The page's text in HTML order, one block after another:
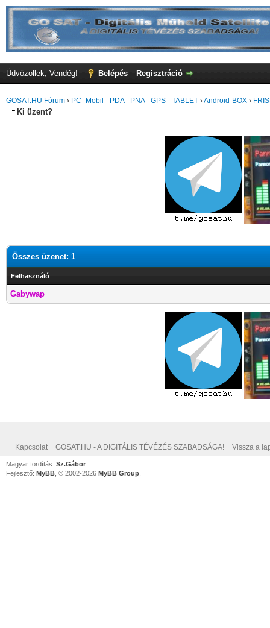
Üdvözöllek, Vendég! Belépés Regisztráció
GOSAT.HU Fórum › PC- Mobil - PDA - PNA - GPS - TABLET ›Android-BOX ›
Ki üzent?
Összes üzenet: 1
Felhasználó
Gabywap
Kapcsolat GOSAT.HU - A DIGITÁLIS TÉVÉZÉS SZABADSÁGA! Vissza a
Magyar fordítás: Sz.Gábor
Fejlesztő: MyBB , © 2002-2026 MyBB Group